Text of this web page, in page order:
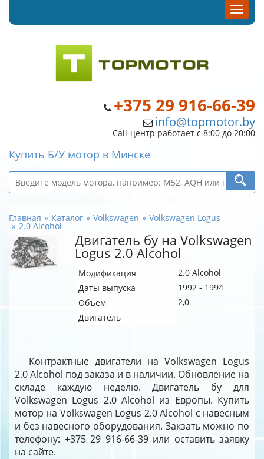
+375 29 916-66-39
info@topmotor.by
Call-центр работает с 8:00 до 20:00
Купить Б/У мотор в Минске
Главная Каталог Volkswagen Volkswagen Logus
2.0 Alcohol
Двигатель бу на Volkswagen
Logus 2.0 Alcohol
Модификация
2.0 Alcohol
Даты выпуска
1992 - 1994
Объем
2,0
Двигатель
Контрактные двигатели на Volkswagen Logus
2.0 Alcohol под заказа и в наличии. Обновление на
складе каждую неделю. Двигатель бу для
Volkswagen Logus 2.0 Alcohol из Европы. Купить
мотор на Volkswagen Logus 2.0 Alcohol с навесным
и без навесного оборудования. Закзать можно по
телефону: +375 29 916-66-39 или оставить заявку
на сайте.